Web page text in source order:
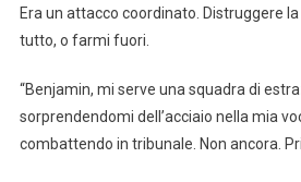
Era un attacco coordinato. Distruggere
tutto, o farmi fuori.
“Benjamin, mi serve una squadra di
sorprendendomi dell’acciaio nella mia
combattendo in tribunale. Non ancora.